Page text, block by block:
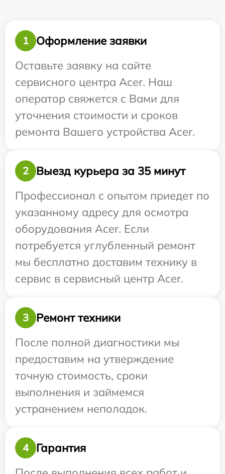
1
Оформление заявки
Оставьте заявку на сайте
сервисного центра Acer. Наш
оператор свяжется с Вами для
уточнения стоимости и сроков
ремонта Вашего устройства Acer.
2
Выезд курьера за 35 минут
Профессионал с опытом приедет по
указанному адресу для осмотра
оборудования Acer. Если
потребуется углубленный ремонт
мы бесплатно доставим технику в
сервис в сервисный центр Acer.
3
Ремонт техники
После полной диагностики мы
предоставим на утверждение
точную стоимость, сроки
выполнения и займемся
устранением неполадок.
4
Гарантия